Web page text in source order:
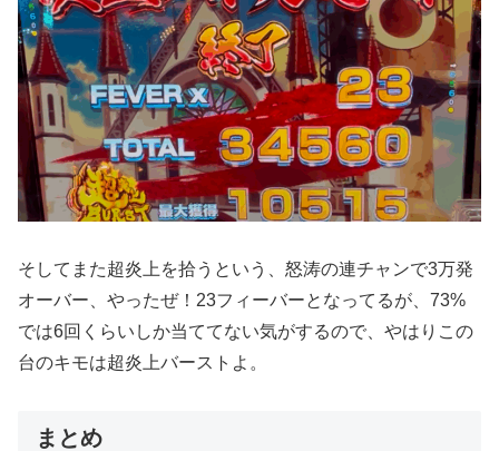
そしてまた超炎上を拾うという、怒涛の連チャンで3万発
オーバー、やったぜ！23フィーバーとなってるが、73%
では6回くらいしか当ててない気がするので、やはりこの
台のキモは超炎上バーストよ。
まとめ